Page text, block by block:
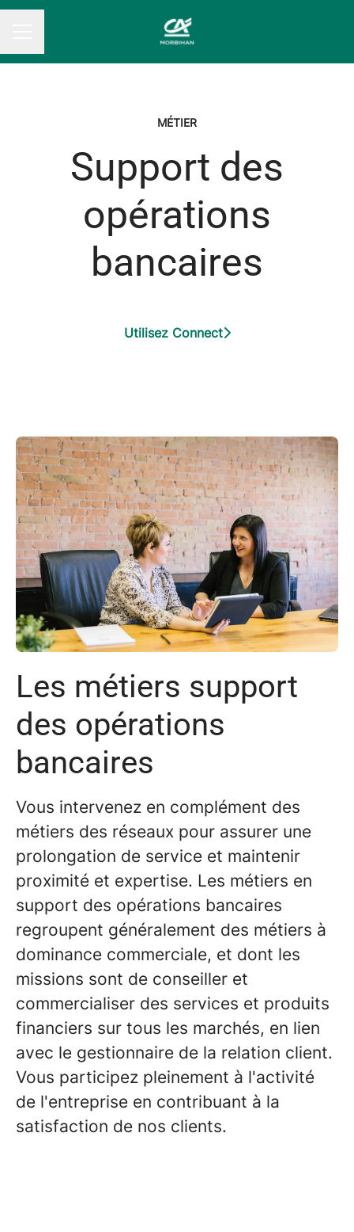
MÉTIER
Support des
opérations
bancaires
Utilisez Connect
Les métiers support
des opérations
bancaires
Vous intervenez en complément des
métiers des réseaux pour assurer une
prolongation de service et maintenir
proximité et expertise. Les métiers en
support des opérations bancaires
regroupent généralement des métiers à
dominance commerciale, et dont les
missions sont de conseiller et
commercialiser des services et produits
financiers sur tous les marchés, en lien
avec le gestionnaire de la relation client.
Vous participez pleinement à l'activité
de l'entreprise en contribuant à la
satisfaction de nos clients.